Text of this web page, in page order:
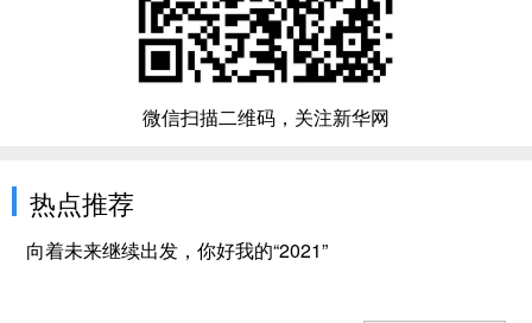
微信扫描二维码，关注新华网
热点推荐
向着未来继续出发，你好我的“2021”